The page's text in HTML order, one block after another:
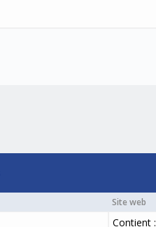
Site web
Contient :